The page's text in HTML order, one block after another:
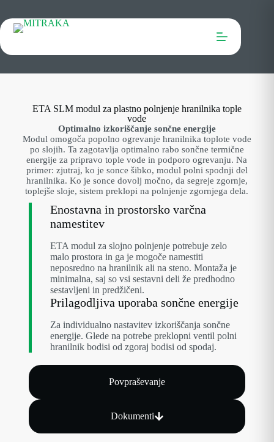
ETA SLM modul za plastno polnjenje hranilnika tople
vode
Optimalno izkoriščanje sončne energije
Modul omogoča popolno ogrevanje hranilnika toplote vode
po slojih. Ta zagotavlja optimalno rabo sončne termične
energije za pripravo tople vode in podporo ogrevanju. Na
primer: zjutraj, ko je sonce šibko, modul polni spodnji del
hranilnika. Ko je sonce dovolj močno, da segreje zgornje,
toplejše sloje, sistem preklopi na polnjenje zgornjega dela.
Enostavna in prostorsko varčna
namestitev
ETA modul za slojno polnjenje potrebuje zelo
malo prostora in ga je mogoče namestiti
neposredno na hranilnik ali na steno. Montaža je
minimalna, saj so vsi sestavni deli že predhodno
sestavljeni in predžičeni.
Prilagodljiva uporaba sončne energije
Za individualno nastavitev izkoriščanja sončne
energije. Glede na potrebe preklopni ventil polni
hranilnik bodisi od zgoraj bodisi od spodaj.
Povpraševanje
Dokumenti